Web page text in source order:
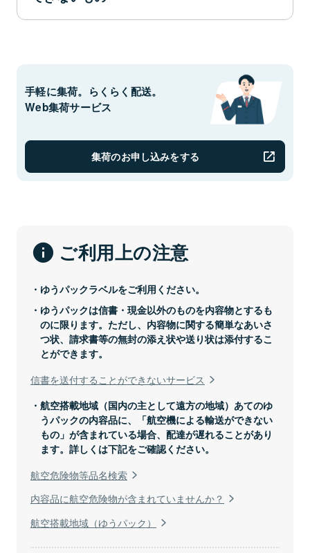
※ただし、アルコール飲料については、ゆうパックに限りア
ルコール濃度70%まで取り扱うことができます。
※官公署、医師、歯科医師、獣医師、薬剤師または毒劇物営
業者が差し出すものを除きます。
生きた病原菌および生きた病原体を含有
し、または生きた病原体が付着していると
認められる物
※官公署、細菌検査所、医師または獣医師が差し出すものを
除きます。
法令に基づき移動または頒布を禁止された
物
動物の愛護および管理に関する法律に規定
類）
手軽に集荷。らくらく配送。
Web集荷サービス
集荷のお申し込みをする
ご利用上の注意
ゆうパックラベルをご利用ください。
ゆうパックは信書・現金以外のものを内容物とするも
のに限ります。ただし、内容物に関する簡単なあいさ
つ状、請求書等の無封の添え状や送り状は添付するこ
とができます。
信書を送付することができないサービス
航空搭載地域（国内の主として遠方の地域）あてのゆ
うパックの内容品に、「航空機による輸送ができない
もの」が含まれている場合、配達が遅れることがあり
ます。詳しくは下記をご確認ください。
航空危険物等品名検索
内容品に航空危険物が含まれていませんか？
航空搭載地域（ゆうパック）